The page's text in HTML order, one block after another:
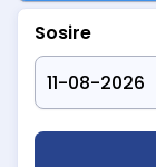
piscină interioară
bază de tratament
sală de fitness
parcare gratuită
În sezonul cald,
disponibile doar
Sosire